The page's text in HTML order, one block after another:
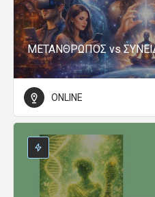
ΜΕΤΑΝΘΡΩΠΟΣ vs
ONLINE